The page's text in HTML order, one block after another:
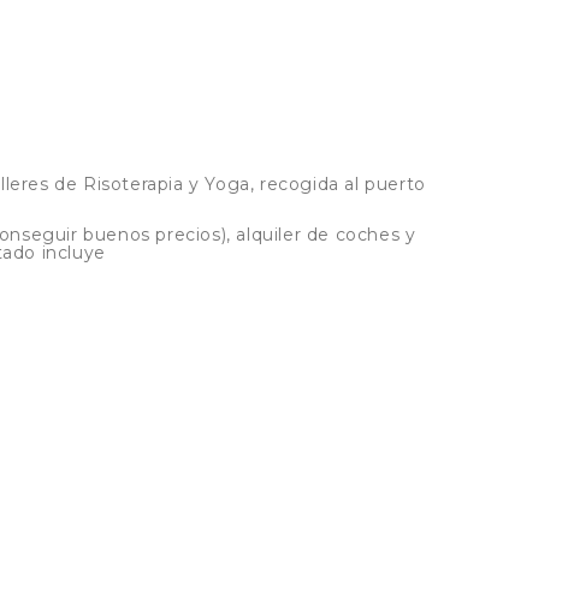
de Risoterapia y Yoga, recogida al puerto
buenos precios), alquiler de coches y
incluye